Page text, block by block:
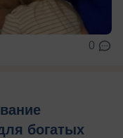
0
богатых